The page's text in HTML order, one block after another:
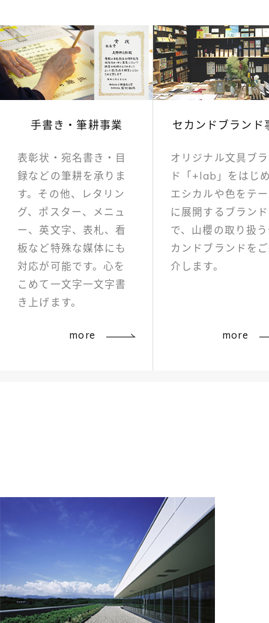
手書き・筆耕事業
表彰状・宛名書き・目
録などの筆耕を承りま
す。その他、レタリン
グ、ポスター、メニュ
ー、英文字、表札、看
板など特殊な媒体にも
対応が可能です。心を
こめて一文字一文字書
き上げます。
more
セカンドブランド
オリジナル文具ブ
ド「+lab」をはじ
エシカルや色をテ
に展開するブラン
で、山櫻の取り扱
カンドブランドを
介します。
more